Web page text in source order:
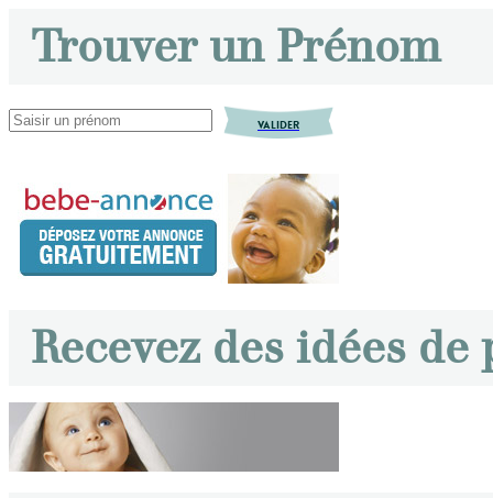
Trouver un Prénom
VALIDER
Recevez des idées